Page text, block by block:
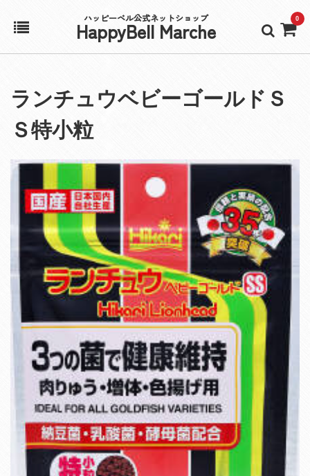
ハッピーベル公式ネットショップ
HappyBell Marche 0
アカウント
カート
ランチュウベビーゴールドＳ
Ｓ特小粒